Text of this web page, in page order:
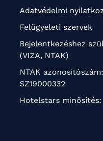
Adatvédelmi
Felügyeleti szervek
Bejelentkezéshez
(VIZA, NTAK)
NTAK azonosítószám:
SZ19000332
Hotelstars